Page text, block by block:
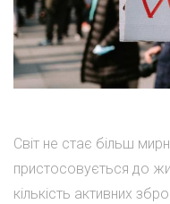
Світ не стає більш
пристосовується до
кількість активних